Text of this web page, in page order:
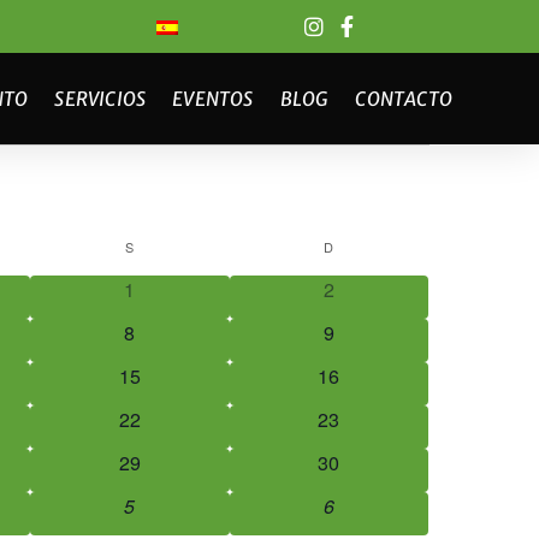
SERVICIOS EVENTOS BLOG CONTACTO
S D
0
1
0
2
0
8
0
9
0
15
0
16
0
22
0
23
0
29
0
30
1
5
1
6